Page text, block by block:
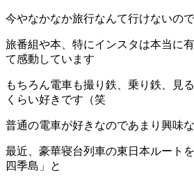
今やなかなか旅行なんて行けないので
旅番組や本、特にインスタは本当に
て感動しています
もちろん電車も撮り鉄、乗り鉄、見
くらい好きです（笑
普通の電車が好きなのであまり興味
最近、豪華寝台列車の東日本ルートを
四季島」と